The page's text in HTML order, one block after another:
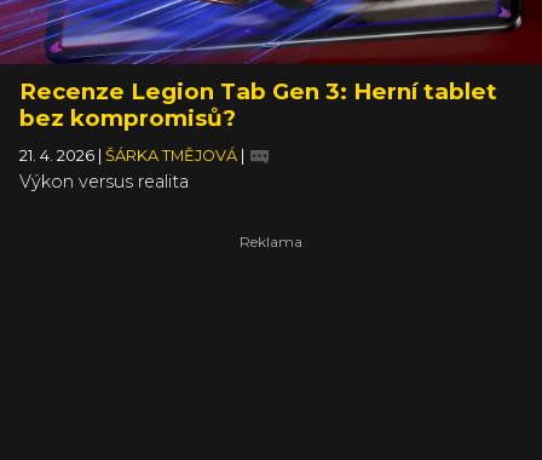
Recenze Legion Tab Gen 3: Herní tablet
bez kompromisů?
21. 4. 2026 ŠÁRKA TMĚJOVÁ
Výkon versus realita